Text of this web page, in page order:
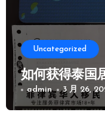
Uncategorized
如何获得泰国
admin 3 月 26,